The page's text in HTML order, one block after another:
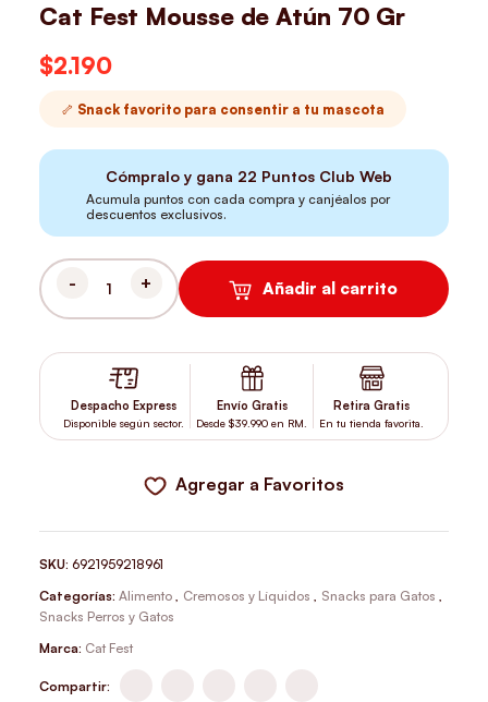
Cat Fest Mousse de Atún 70 Gr
$2.190
🦴 Snack favorito para consentir a tu mascota
Cómpralo y gana 22 Puntos Club Web
Acumula puntos con cada compra y canjéalos por
descuentos exclusivos.
CAT FEST MOUSSE DE ATÚN 70 GR CANTIDAD
Añadir al carrito
Despacho Express
Disponible según sector.
Envío Gratis
Desde $39.990 en RM.
Retira Gratis
En tu tienda favorita.
Agregar a Favoritos
SKU:6921959218961
Categorías: Alimento , Cremosos y Líquidos , Snacks para Gatos ,
Snacks Perros y Gatos
Marca: Cat Fest
Compartir: